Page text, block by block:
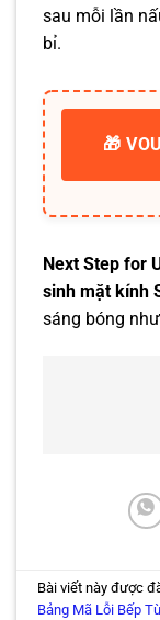
sau mỗi lần
bỉ.
🎁
Next Step for
sinh mặt kính
sáng bóng
Bài viết này được
Bảng Mã Lỗi Bếp